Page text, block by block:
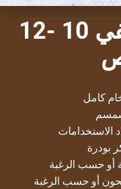
المكوّنات: تكفي 10 -12